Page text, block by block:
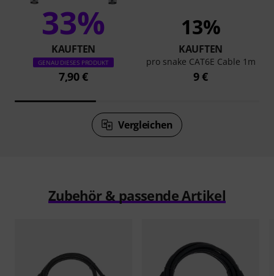
33%
KAUFTEN
GENAU DIESES PRODUKT
7,90 €
13%
KAUFTEN
pro snake CAT6E Cable 1m
9 €
Vergleichen
Zubehör & passende Artikel